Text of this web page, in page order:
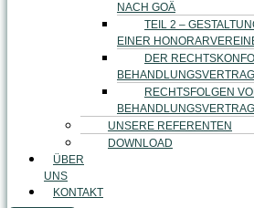
NACH GOÄ
TEIL 2 –
EINER
DER
BEHANDLUNGSVERTRAG
RECHTSFOLGEN
BEHANDLUNGSVERTRAG
UNSERE REFERENTEN
DOWNLOAD
ÜBER
UNS
KONTAKT